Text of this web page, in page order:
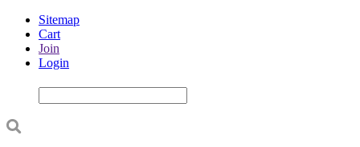
Sitemap
Cart
Join
Login